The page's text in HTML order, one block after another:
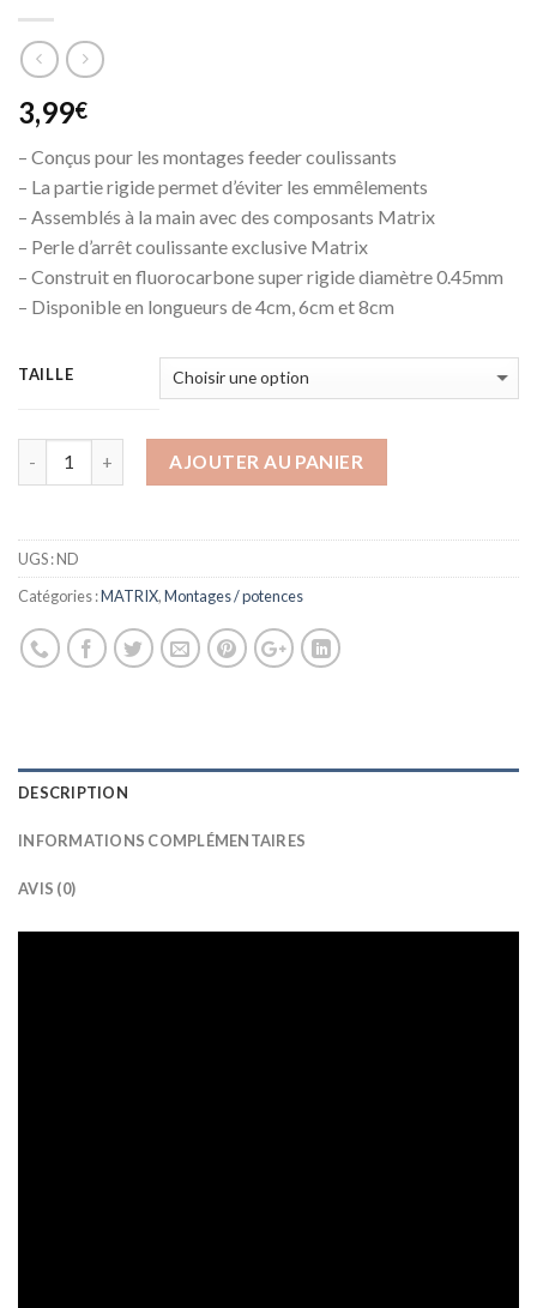
3,99€
– Conçus pour les montages feeder coulissants
– La partie rigide permet d’éviter les emmêlements
– Assemblés à la main avec des composants Matrix
– Perle d’arrêt coulissante exclusive Matrix
– Construit en fluorocarbone super rigide diamètre 0.45mm
– Disponible en longueurs de 4cm, 6cm et 8cm
TAILLE
AJOUTER AU PANIER
UGS :ND
Catégories :MATRIX,Montages / potences
DESCRIPTION
INFORMATIONS COMPLÉMENTAIRES
AVIS (0)